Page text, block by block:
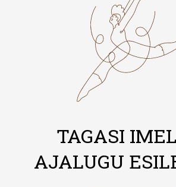
TAGASI
AJALUGU